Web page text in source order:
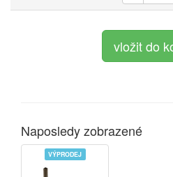
Naposledy zobrazené
VÝPRODEJ